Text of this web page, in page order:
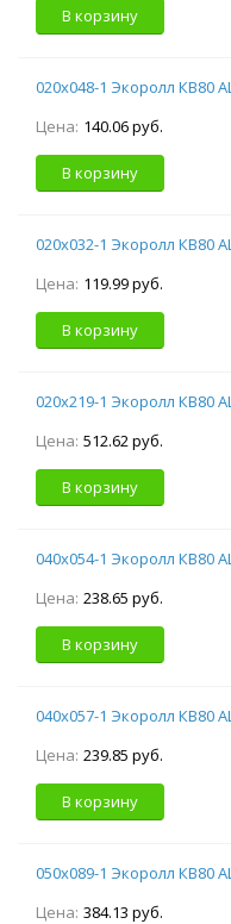
В корзину
020х048-1 Экоролл КВ80
Цена: 140.06 руб.
В корзину
020х032-1 Экоролл КВ80
Цена: 119.99 руб.
В корзину
020х219-1 Экоролл КВ80
Цена: 512.62 руб.
В корзину
040х054-1 Экоролл КВ80
Цена: 238.65 руб.
В корзину
040х057-1 Экоролл КВ80
Цена: 239.85 руб.
В корзину
050х089-1 Экоролл КВ80
Цена: 384.13 руб.